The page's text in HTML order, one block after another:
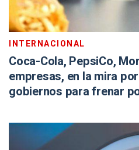
INTERNACIONAL
Coca-Cola, PepsiCo,
empresas, en la mira
gobiernos para frenar